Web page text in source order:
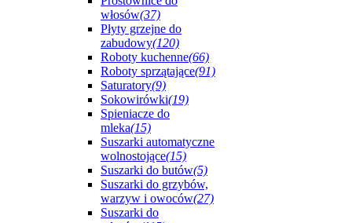
włosów(37)
Płyty grzejne do
zabudowy(120)
Roboty kuchenne(66)
Roboty sprzątające(91)
Saturatory(9)
Sokowirówki(19)
Spieniacze do
mleka(15)
Suszarki automatyczne
wolnostojące(15)
Suszarki do butów(5)
Suszarki do grzybów,
warzyw i owoców(27)
Suszarki do